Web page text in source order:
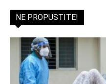
NE PROPUSTITE!